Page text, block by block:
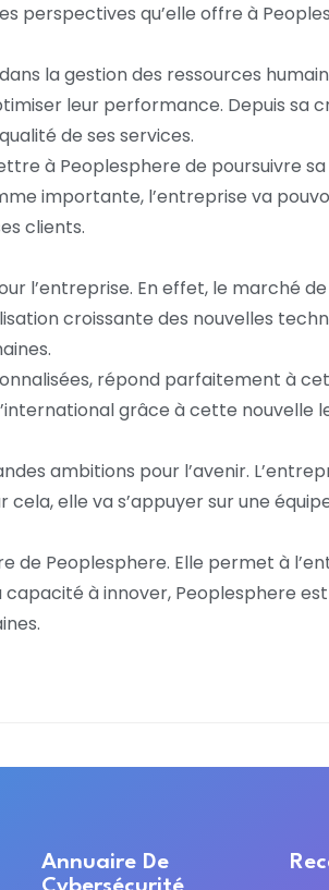
perspectives qu’elle offre à
la gestion des ressources
leur performance. Depuis sa
de ses services.
à Peoplesphere de poursuivre
importante, l’entreprise va
clients.
l’entreprise. En effet, le marché
croissante des nouvelles
répond parfaitement à
grâce à cette nouvelle
ambitions pour l’avenir.
elle va s’appuyer sur une
de Peoplesphere. Elle permet à
à innover, Peoplesphere
Annuaire De